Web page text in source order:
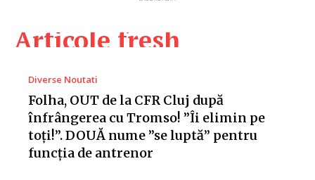
Articole fresh
Diverse Noutati
Folha, OUT de la CFR Cluj după
înfrângerea cu Tromso! ”Îi elimin pe
toți!”. DOUĂ nume ”se luptă” pentru
funcția de antrenor